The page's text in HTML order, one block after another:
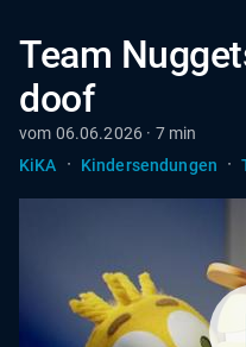
Team
doof
vom 06.06.2026 · 7 min
KiKA
· Kindersendungen ·